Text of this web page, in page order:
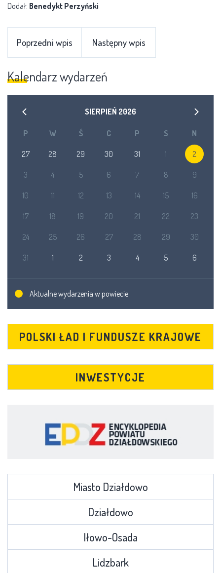
Dodał: Benedykt Perzyński
Poprzedni wpis Następny wpis
Kalendarz wydarzeń
SIERPIEŃ 2026
P W Ś C P S N
27 28 29 30 31 1 2
3 4 5 6 7 8 9
10 11 12 13 14 15 16
17 18 19 20 21 22 23
24 25 26 27 28 29 30
31 1 2 3 4 5 6
Aktualne wydarzenia w powiecie
POLSKI ŁAD I FUNDUSZE KRAJOWE
INWESTYCJE
Miasto Działdowo
Działdowo
Iłowo-Osada
Lidzbark